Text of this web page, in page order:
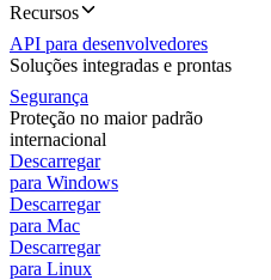
Recursos
API para desenvolvedores
Soluções integradas e prontas
Segurança
Proteção no maior padrão
internacional
Descarregar
para Windows
Descarregar
para Mac
Descarregar
para Linux